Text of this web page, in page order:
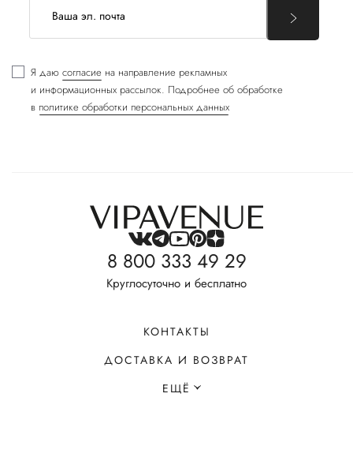
Я даю согласие на направление рекламных
и информационных рассылок. Подробнее об обработке
в политике обработки персональных данных
8 800 333 49 29
Круглосуточно и бесплатно
КОНТАКТЫ
ДОСТАВКА И ВОЗВРАТ
ЕЩЁ